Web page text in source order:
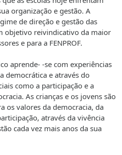
organização e gestão. A
de direção e gestão das
objetivo reivindicativo da maior
e para a FENPROF.
aprende- -se com experiências
democrática e através do
como a participação e a
As crianças e os jovens são
os valores da democracia, da
através da vivência
cada vez mais anos da sua